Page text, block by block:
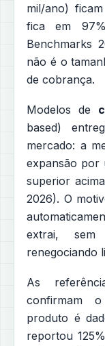
mil/ano)
fica em
Benchmarks
não é o
de cobrança.
Modelos de
based)
mercado: a
expansão por
superior
2026). O
extrai,
renegociando
As
confirmam
produto é
reportou